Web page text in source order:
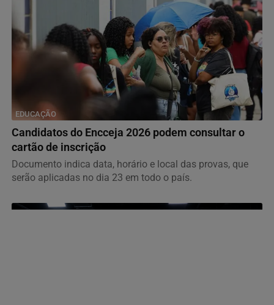
EDUCAÇÃO
Candidatos do Encceja 2026 podem consultar o
cartão de inscrição
Documento indica data, horário e local das provas, que
serão aplicadas no dia 23 em todo o país.